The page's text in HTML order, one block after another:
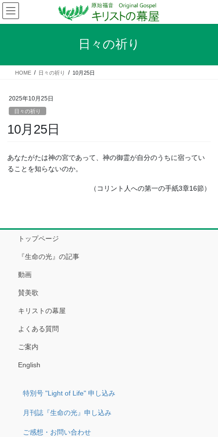
コ
ン
テ
ス
ナ
ビ
ゲ
ン
日々の祈り
HOME 日々の祈り 10月25日
2025年10月25日
日々の祈り
10月25日
あなたがたは神の宮であって、神の御霊が自分のうちに宿ってい
ることを知らないのか。
（コリント人への第一の手紙3章16節）
トップページ
『生命の光』の記事
動画
賛美歌
キリストの幕屋
よくある質問
ご案内
English
特別号 "Light of Life" 申し込み
月刊誌『生命の光』申し込み
ご感想・お問い合わせ